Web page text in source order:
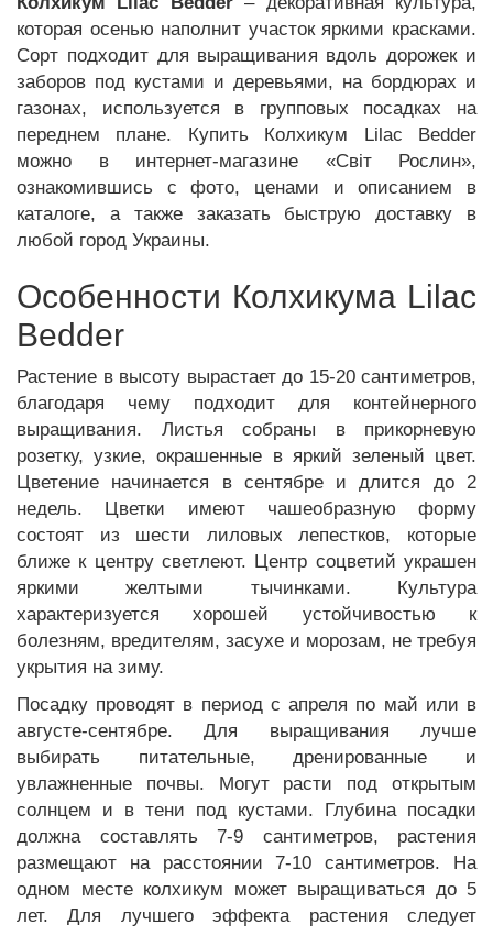
которая осенью наполнит участок яркими красками.
Сорт подходит для выращивания вдоль дорожек и
заборов под кустами и деревьями, на бордюрах и
газонах, используется в групповых посадках на
переднем плане. Купить Колхикум Lilac Bedder
можно в интернет-магазине «Світ Рослин»,
ознакомившись с фото, ценами и описанием в
каталоге, а также заказать быструю доставку в
любой город Украины.
Особенности Колхикума Lilac
Bedder
Растение в высоту вырастает до 15-20 сантиметров,
благодаря чему подходит для контейнерного
выращивания. Листья собраны в прикорневую
розетку, узкие, окрашенные в яркий зеленый цвет.
Цветение начинается в сентябре и длится до 2
недель. Цветки имеют чашеобразную форму
состоят из шести лиловых лепестков, которые
ближе к центру светлеют. Центр соцветий украшен
яркими желтыми тычинками. Культура
характеризуется хорошей устойчивостью к
болезням, вредителям, засухе и морозам, не требуя
укрытия на зиму.
Посадку проводят в период с апреля по май или в
августе-сентябре. Для выращивания лучше
выбирать питательные, дренированные и
увлажненные почвы. Могут расти под открытым
солнцем и в тени под кустами. Глубина посадки
должна составлять 7-9 сантиметров, растения
размещают на расстоянии 7-10 сантиметров. На
одном месте колхикум может выращиваться до 5
лет. Для лучшего эффекта растения следует